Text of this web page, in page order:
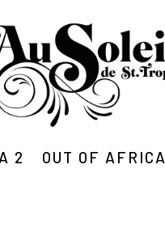
2 OUT OF AFRICA